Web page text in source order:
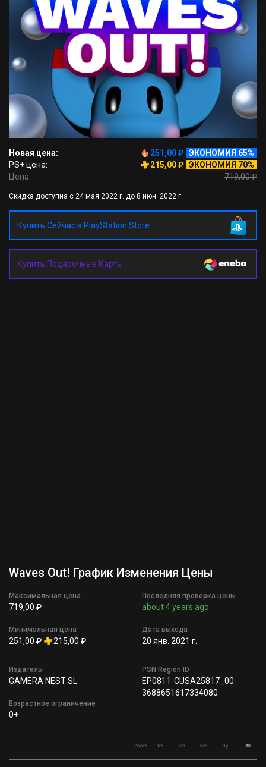
Новая цена: 251,00 ₽ ЭКОНОМИЯ 65%
PS+ цена:
215,00 ₽ ЭКОНОМИЯ 70%
Цена:
719,00 ₽
Скидка доступна с 24 мая 2022 г. до 8 июн. 2022 г.
Купить Сейчас в PlayStation Store
Купить Подарочные Карты
Waves Out! График Изменения Цены
Максимальная цена
719,00 ₽
Минимальная цена
251,00 ₽ 215,00 ₽
Последняя проверка цены
about 4 years ago
Дата выхода
20 янв. 2021 г.
Издатель
GAMERA NEST SL
Возрастное ограничение
0+
PSN Region ID
EP0811-CUSA25817_00-
3688651617334080
Zoom 1m 3m 6m 1y All